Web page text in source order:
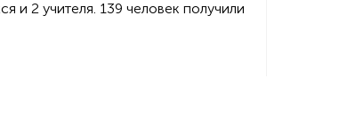
и 2 учителя. 139 человек получили